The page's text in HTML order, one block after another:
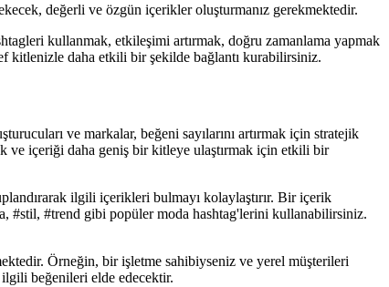
değerli ve özgün içerikler oluşturmanız gerekmektedir.
kullanmak, etkileşimi artırmak, doğru zamanlama yapmak
kitlenizle daha etkili bir şekilde bağlantı kurabilirsiniz.
ve markalar, beğeni sayılarını artırmak için stratejik
ve içeriği daha geniş bir kitleye ulaştırmak için etkili bir
ilgili içerikleri bulmayı kolaylaştırır. Bir içerik
#stil, #trend gibi popüler moda hashtag'lerini kullanabilirsiniz.
Örneğin, bir işletme sahibiyseniz ve yerel müşterileri
beğenileri elde edecektir.